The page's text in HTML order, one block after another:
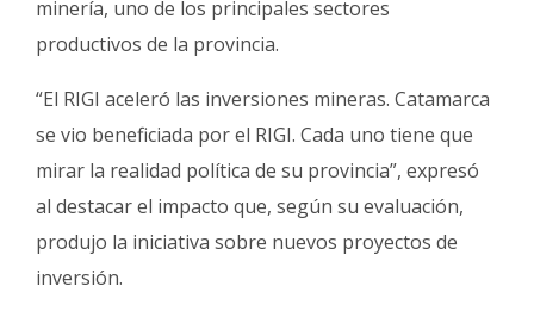
minería, uno de los principales sectores
productivos de la provincia.
“El RIGI aceleró las inversiones mineras. Catamarca
se vio beneficiada por el RIGI. Cada uno tiene que
mirar la realidad política de su provincia”, expresó
al destacar el impacto que, según su evaluación,
produjo la iniciativa sobre nuevos proyectos de
inversión.